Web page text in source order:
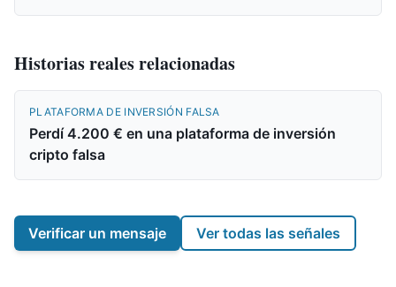
Historias reales relacionadas
PLATAFORMA DE INVERSIÓN FALSA
Perdí 4.200 € en una plataforma de inversión
cripto falsa
Verificar un mensaje Ver todas las señales